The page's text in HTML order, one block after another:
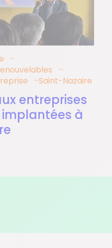
Saint-Nazaire
entreprises
à